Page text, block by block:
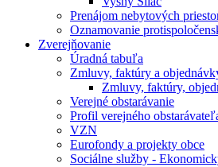
Prenájom nebytových
Oznamovanie
Zverejňovanie
Úradná tabuľa
Zmluvy, faktúry a
Zmluvy, faktúry,
Verejné obstarávanie
Profil verejného
VZN
Eurofondy a projekty obce
Sociálne služby -